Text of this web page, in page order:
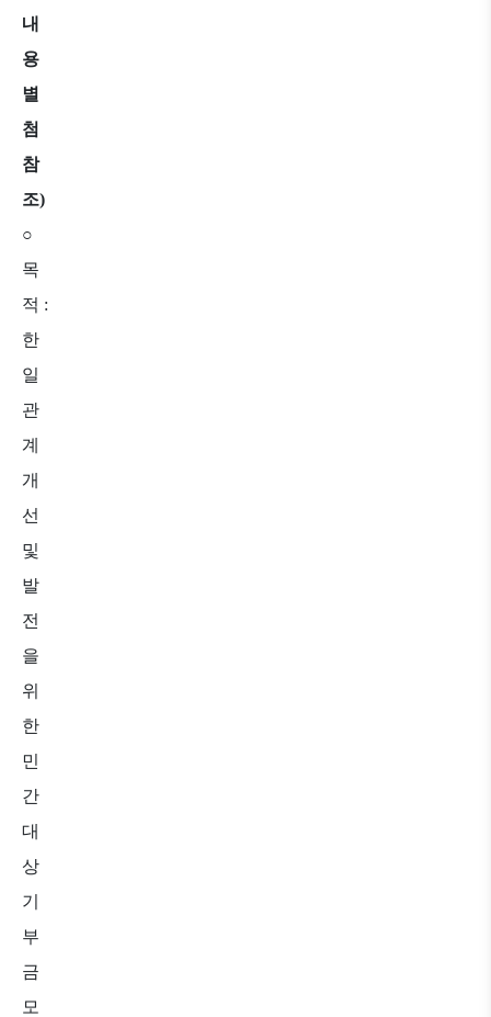
내
용
별
첨
참
조)
○
목
적 :
한
일
관
계
개
선
및
발
전
을
위
한
민
간
대
상
기
부
금
모